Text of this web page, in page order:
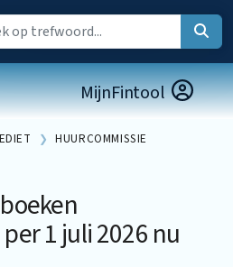
MijnFintool
HUURCOMMISSIE
1 juli 2026 nu